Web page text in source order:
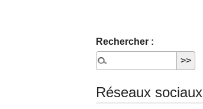
Rechercher :
Réseaux sociaux